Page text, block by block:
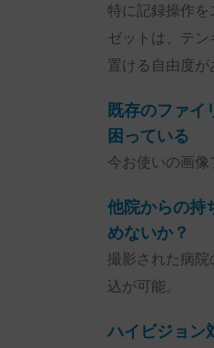
特に記録操作を
ゼットは、テ
置ける自由度が
既存のファイ
困っている
今お使いの画像
他院からの持
めないか？
撮影された病
込が可能。
ハイビジョン